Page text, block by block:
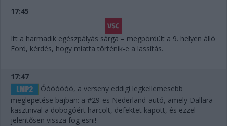
17:45
Itt a harmadik egészpályás sárga – megpördült a 9. helyen álló
Ford, kérdés, hogy miatta történik-e a lassítás.
17:47
Óóóóóóó, a verseny eddigi legkellemesebb
meglepetése bajban: a #29-es Nederland-autó, amely Dallara-
kasztnival a dobogóért harcolt, defektet kapott, és ezzel
jelentősen vissza fog esni!